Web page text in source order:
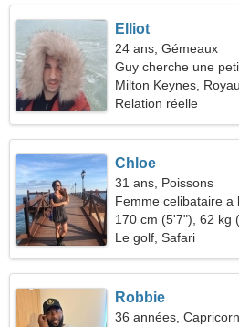
Elliot
24 ans, Gémeaux
Guy cherche une
Milton Keynes,
Relation réelle
Chloe
31 ans, Poissons
Femme celibataire
170 cm (5'7"), 62 kg
Le golf, Safari
Robbie
36 années,